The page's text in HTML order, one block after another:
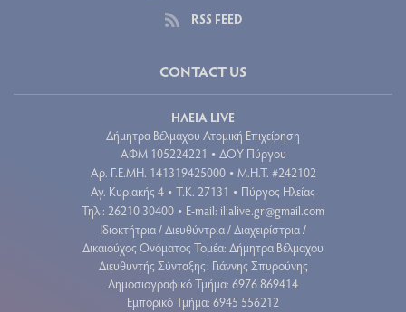
RSS FEED
CONTACT US
ΗΛΕΙΑ LIVE
Δήμητρα Βέλμαχου Ατομική Επιχείρηση
ΑΦΜ 105224221 • ΔΟΥ Πύργου
Aρ. Γ.Ε.ΜΗ. 141319425000 • Μ.Η.Τ. #242102
Αγ. Κυριακής 4 • Τ.Κ. 27131 • Πύργος Ηλείας
Τηλ.: 26210 30400 • E-mail: ilialive.gr@gmail.com
Ιδιοκτήτρια / Διευθύντρια / Διαχειρίστρια /
Δικαιούχος Ονόματος Τομέα: Δήμητρα Βέλμαχου
Διευθυντής Σύνταξης: Γιάννης Σπυρούνης
Δημοσιογραφικό Τμήμα: 6976 869414
Εμπορικό Τμήμα: 6945 556212